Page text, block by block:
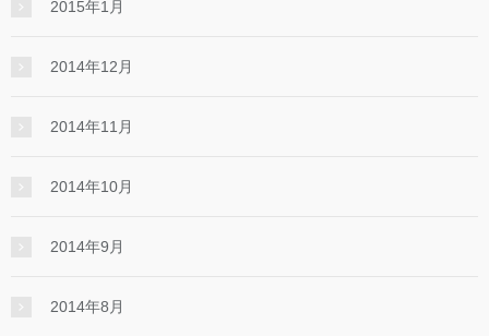
2015年1月
2014年12月
2014年11月
2014年10月
2014年9月
2014年8月